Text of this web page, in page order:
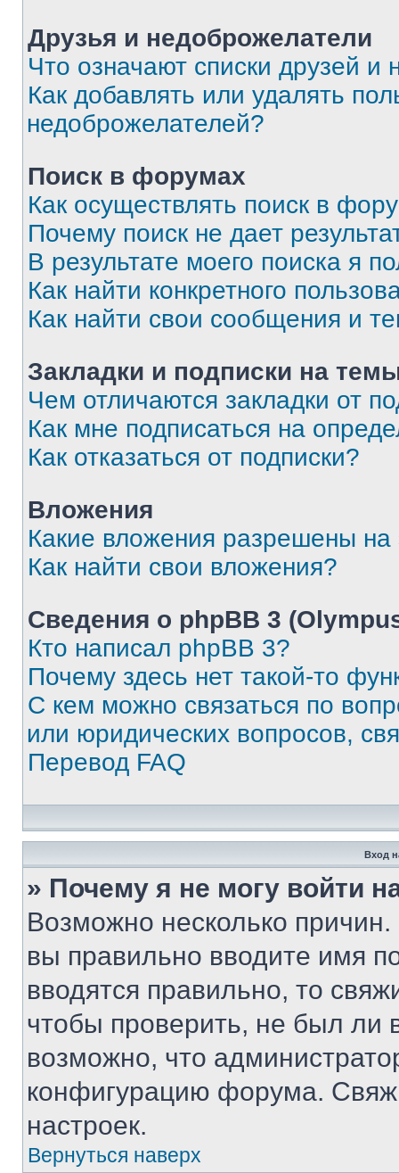
Друзья и недоброжелатели
Что означают списки друзей и
Как добавлять или удалять
недоброжелателей?
Поиск в форумах
Как осуществлять поиск в
Почему поиск не дает
В результате моего поиска я
Как найти конкретного
Как найти свои сообщения и
Закладки и подписки на
Чем отличаются закладки от
Как мне подписаться на
Как отказаться от подписки?
Вложения
Какие вложения разрешены
Как найти свои вложения?
Сведения о phpBB 3
Кто написал phpBB 3?
Почему здесь нет такой-то
С кем можно связаться по
или юридических вопросов,
Перевод FAQ
Вход
» Почему я не могу войти
Возможно несколько
вы правильно вводите имя
вводятся правильно, то
чтобы проверить, не был ли
возможно, что
конфигурацию форума.
настроек.
Вернуться наверх